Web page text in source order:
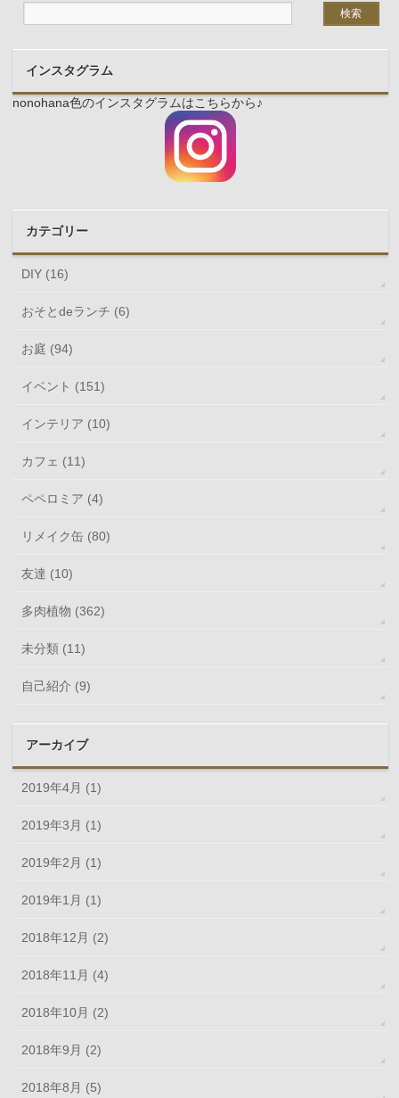
インスタグラム
nonohana色のインスタグラムはこちらから♪
カテゴリー
DIY (16)
おそとdeランチ (6)
お庭 (94)
イベント (151)
インテリア (10)
カフェ (11)
ペペロミア (4)
リメイク缶 (80)
友達 (10)
多肉植物 (362)
未分類 (11)
自己紹介 (9)
アーカイブ
2019年4月 (1)
2019年3月 (1)
2019年2月 (1)
2019年1月 (1)
2018年12月 (2)
2018年11月 (4)
2018年10月 (2)
2018年9月 (2)
2018年8月 (5)